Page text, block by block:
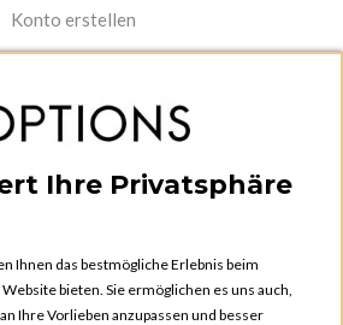
Konto erstellen
und Bestellschein
Ihre Privatsphäre
Ihnen das bestmögliche Erlebnis beim
bieten. Sie ermöglichen es uns auch,
Ihre Vorlieben anzupassen und besser